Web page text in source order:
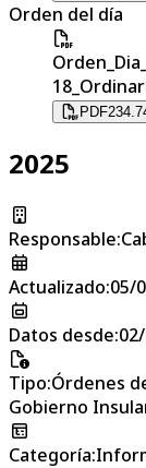
Orden del día
PDF
2025
Responsable:
Actualizado:05/
Datos desde:
Tipo:Órdenes
Gobierno
Categoría: